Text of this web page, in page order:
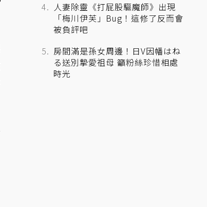
人妻除靈《打屁股驅魔師》出現
「梅川伊芙」Bug！這修了反而會
被負評吧
房間滿是孫女周邊！日V因幡はね
る送別摯愛祖母 籲粉絲珍惜相處
時光